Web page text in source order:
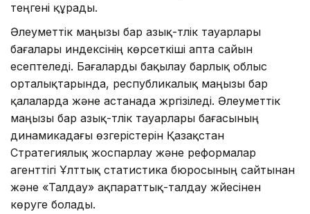
теңгені құрады.
Әлеуметтік маңызы бар азық-түлік тауарлары
бағалары индексінің көрсеткіші апта сайын
есептеледі. Бағаларды бақылау барлық облыс
орталықтарында, республикалық маңызы бар
қалаларда және астанада жүргізіледі. Әлеуметтік
маңызы бар азық-түлік тауарлары бағасының
динамикадағы өзгерістерін Қазақстан
Стратегиялық жоспарлау және реформалар
агенттігі Ұлттық статистика бюросының сайтынан
және «Талдау» ақпараттық-талдау жүйесінен
көруге болады.